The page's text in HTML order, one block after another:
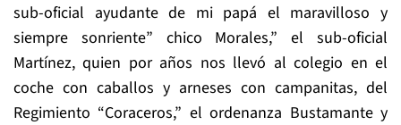
sub-oficial ayudante de mi papá el maravilloso y
siempre sonriente” chico Morales,” el sub-oficial
Martínez, quien por años nos llevó al colegio en el
coche con caballos y arneses con campanitas, del
Regimiento “Coraceros,” el ordenanza Bustamante y